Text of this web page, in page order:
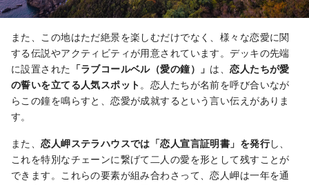
また、この地はただ絶景を楽しむだけでなく、様々な恋愛に関
する伝説やアクティビティが用意されています。デッキの先端
に設置された 「ラブコールベル（愛の鐘）」 は、恋人たちが愛
の誓いを立てる人気スポット 。恋人たちが名前を呼び合いなが
らこの鐘を鳴らすと、恋愛が成就するという言い伝えがありま
す。
また、恋人岬ステラハウスでは「恋人宣言証明書」を発行し、
これを特別なチェーンに繋げて二人の愛を形として残すことが
できます。これらの要素が組み合わさって、恋人岬は一年を通